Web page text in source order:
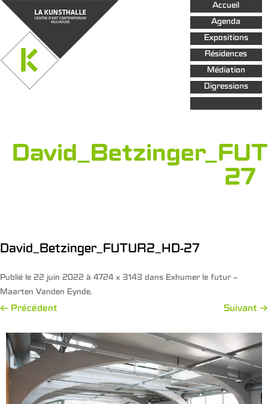
Aller au
contenu
principal
Accueil
Agenda
Expositions
Résidences
Médiation
Digressions
27
David_Betzinger_FUTUR2_HD-27
Publié le 22 juin 2022 à 4724 × 3143 dans Exhumer le futur –
Maarten Vanden Eynde.
← Précédent Suivant →